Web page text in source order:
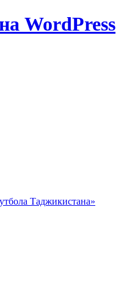
WordPress
Таджикистана»